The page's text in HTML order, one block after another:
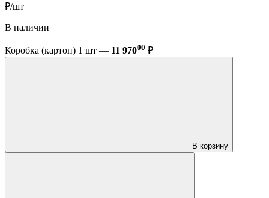
₽/шт
В наличии
Коробка (картон) 1 шт — 11 97000 ₽
В корзину